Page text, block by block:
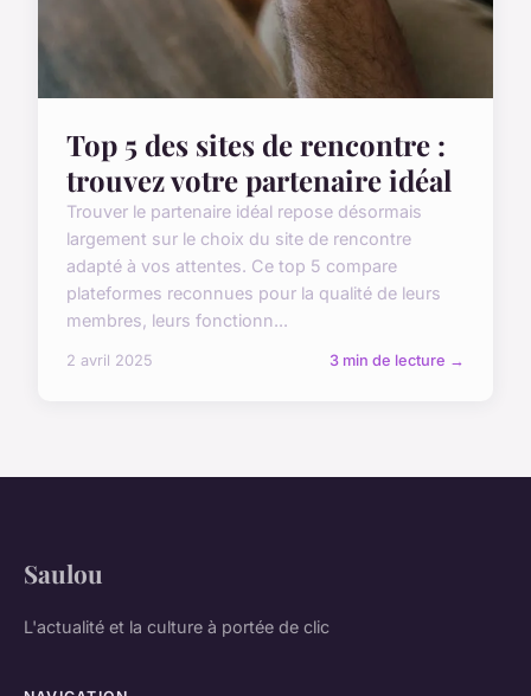
Top 5 des sites de rencontre :
trouvez votre partenaire idéal
Trouver le partenaire idéal repose désormais
largement sur le choix du site de rencontre
adapté à vos attentes. Ce top 5 compare
plateformes reconnues pour la qualité de leurs
membres, leurs fonctionn...
2 avril 2025 3 min de lecture →
Saulou
L'actualité et la culture à portée de clic